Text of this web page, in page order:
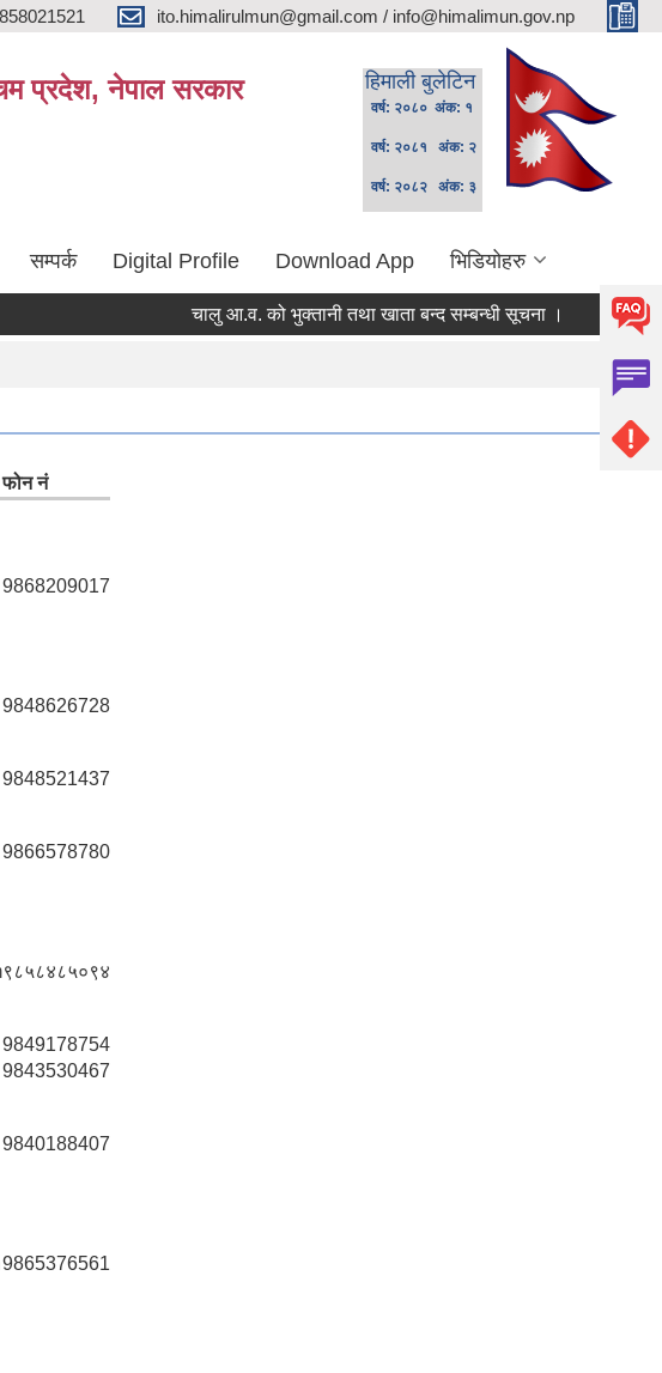
ito.himalirulmun@gmail.com / info@himalimun.gov.np
प्रदेश, नेपाल सरकार हिमाली बुलेटिन
वर्ष: २०८० अंक: १
वर्ष: २०८१ अंक: २
वर्ष: २०८२ अंक: ३
सम्पर्क Digital Profile Download App भिडियोहरु
चालु आ.व. को भुक्तानी तथा खाता बन्द सम्बन्धी सूचना । स्थानिय
फोन नं
9868209017
9848626728
9848521437
9866578780
९८५८४८५०९४
9849178754
9843530467
9840188407
9865376561